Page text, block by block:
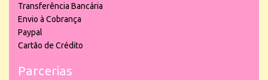
Transferência Bancária
Envio à Cobrança
Paypal
Cartão de Crédito
Parcerias